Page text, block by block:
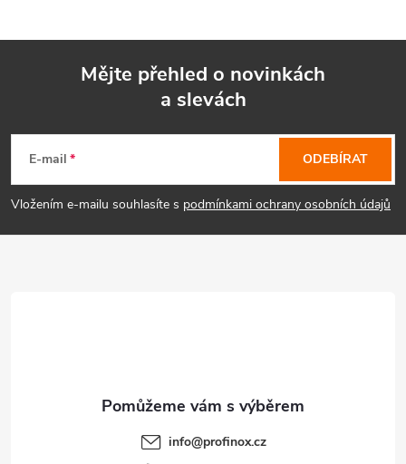
p
a
Mějte přehled o novinkách
a slevách
E-mail
Vložením e-mailu souhlasíte s podmínkami ochrany osobních údajů
ODEBÍRAT
info@profinox.cz